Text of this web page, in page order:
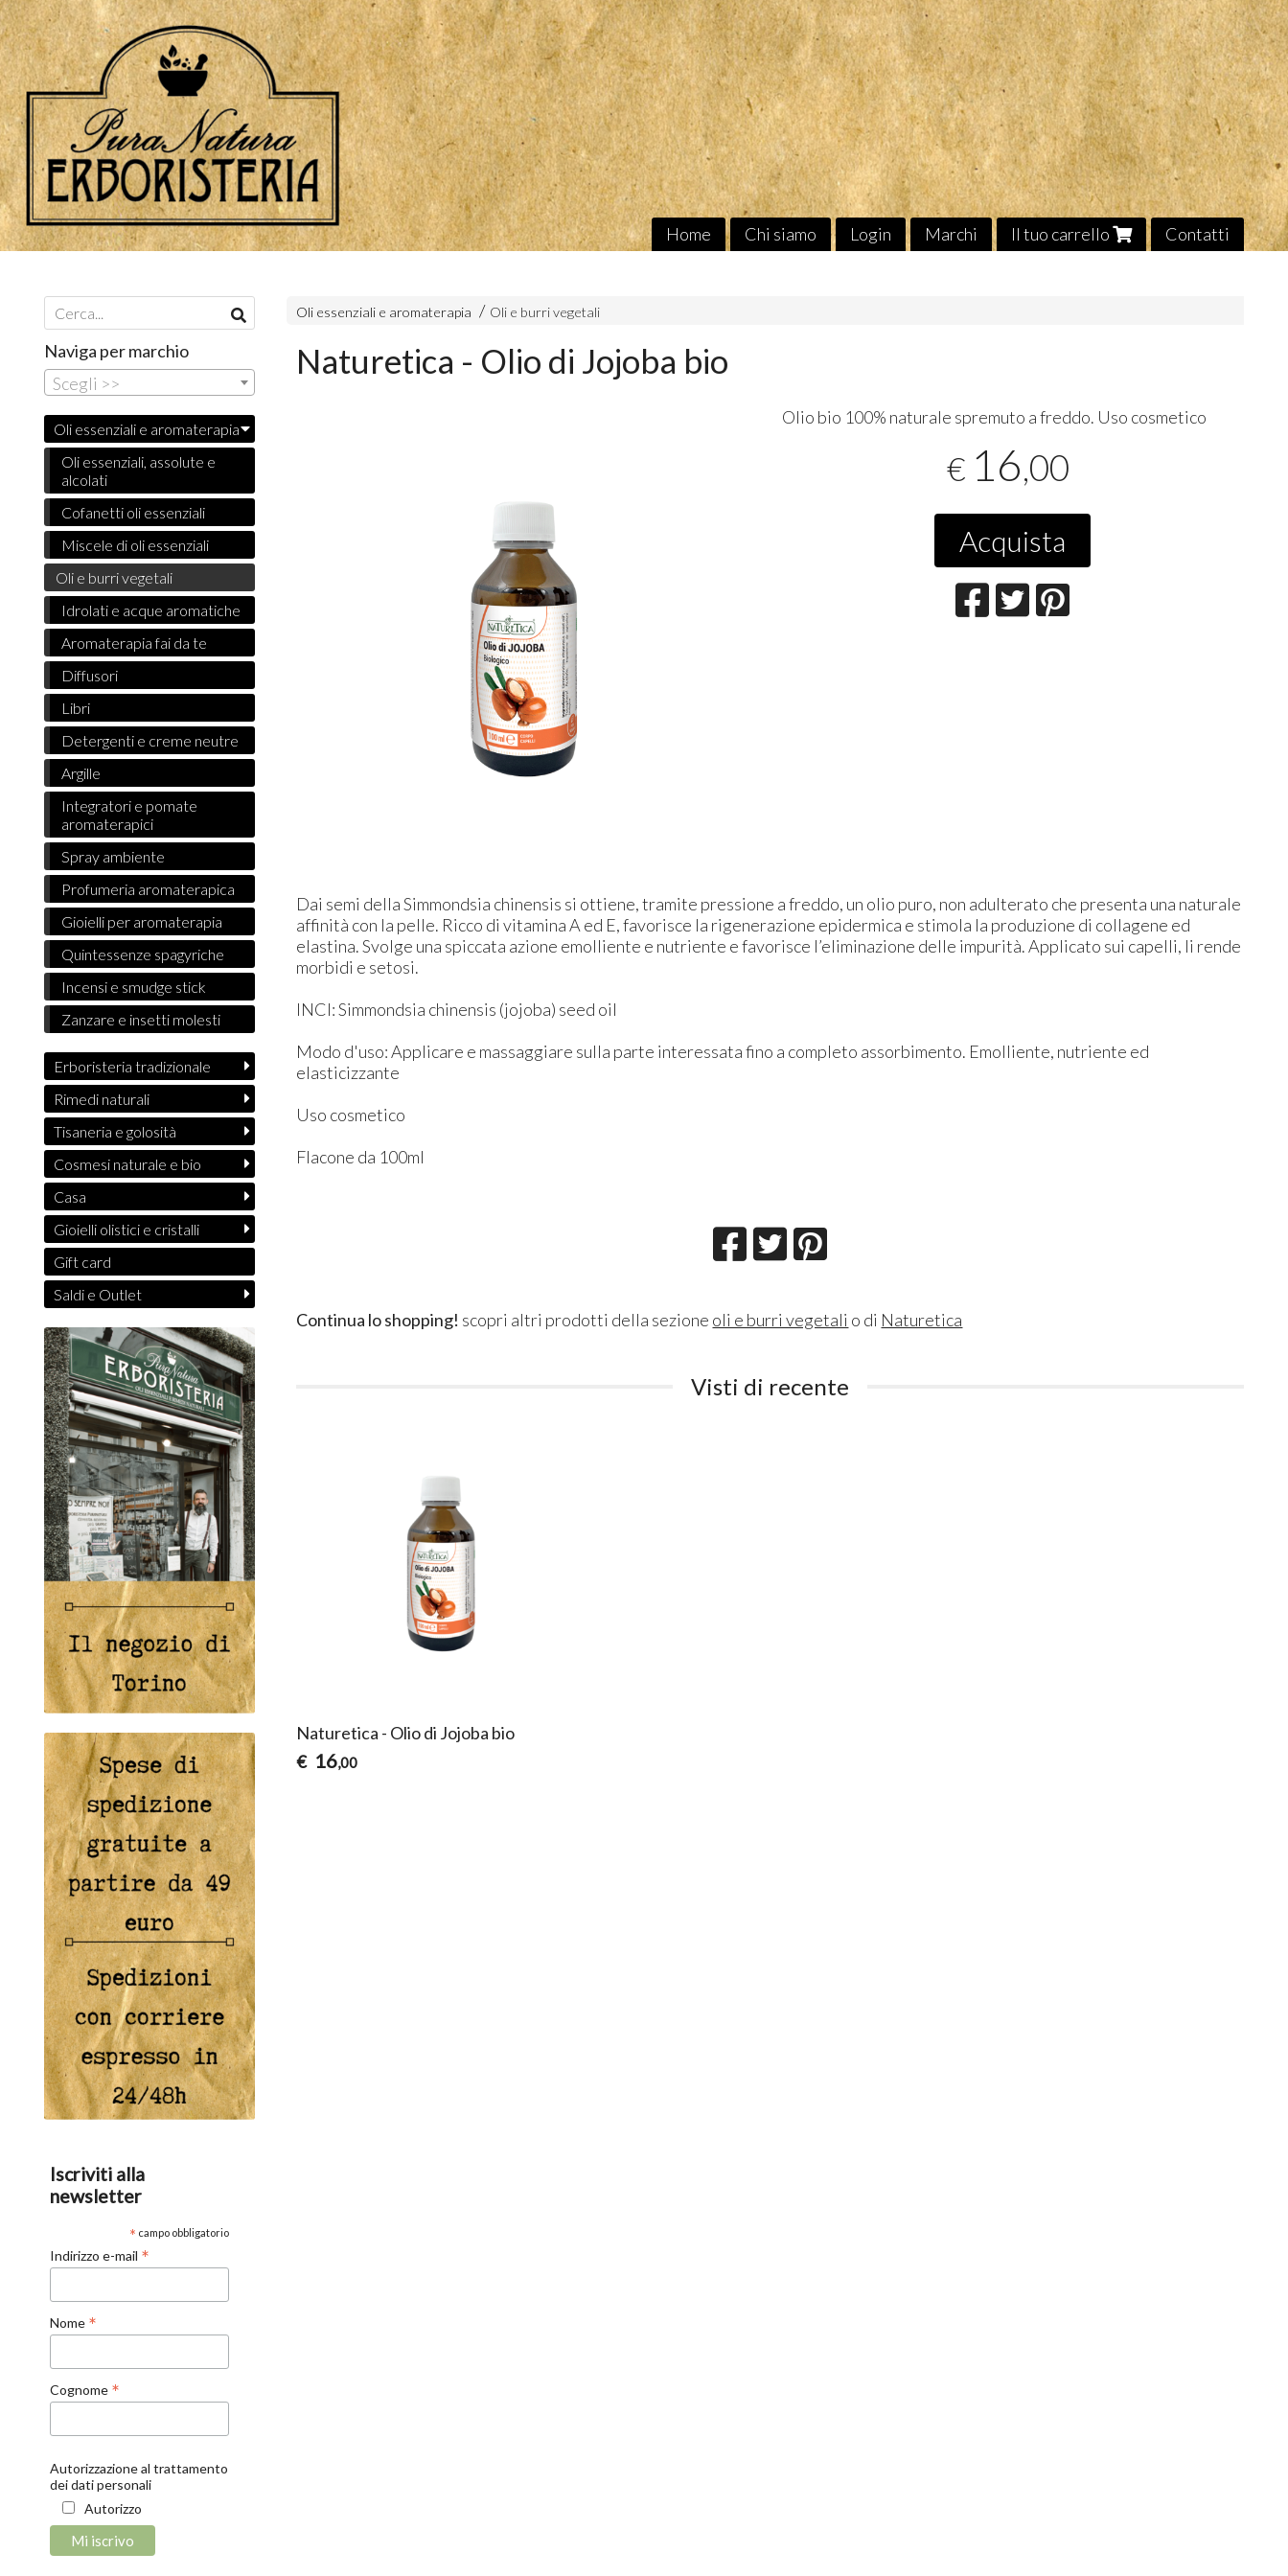
Home Chi siamo Login Marchi Il tuo carrello Contatti
Oli essenziali e aromaterapia Oli e burri vegetali
Naturetica - Olio di Jojoba bio
Olio bio 100% naturale spremuto a freddo. Uso cosmetico
€ 16,00
Acquista
Dai semi della Simmondsia chinensis si ottiene, tramite pressione a freddo, un olio puro, non adulterato che presenta una naturale
affinità con la pelle. Ricco di vitamina A ed E, favorisce la rigenerazione epidermica e stimola la produzione di collagene ed
elastina. Svolge una spiccata azione emolliente e nutriente e favorisce l’eliminazione delle impurità. Applicato sui capelli, li rende
morbidi e setosi.
INCI: Simmondsia chinensis (jojoba) seed oil
Modo d'uso: Applicare e massaggiare sulla parte interessata fino a completo assorbimento. Emolliente, nutriente ed
elasticizzante
Uso cosmetico
Flacone da 100ml
Continua lo shopping! scopri altri prodotti della sezione oli e burri vegetali o di Naturetica
Visti di recente
Naturetica - Olio di Jojoba bio
€ 16,00
Naviga per marchio
Scegli >>
Oli essenziali e aromaterapia
Oli essenziali, assolute e
alcolati
Cofanetti oli essenziali
Miscele di oli essenziali
Oli e burri vegetali
Idrolati e acque aromatiche
Aromaterapia fai da te
Diffusori
Libri
Detergenti e creme neutre
Argille
Integratori e pomate
aromaterapici
Spray ambiente
Profumeria aromaterapica
Gioielli per aromaterapia
Quintessenze spagyriche
Incensi e smudge stick
Zanzare e insetti molesti
Erboristeria tradizionale
Rimedi naturali
Tisaneria e golosità
Cosmesi naturale e bio
Casa
Gioielli olistici e cristalli
Gift card
Saldi e Outlet
Iscriviti alla
newsletter
* campo obbligatorio
Indirizzo e-mail *
Nome *
Cognome *
Autorizzazione al trattamento
dei dati personali
Autorizzo